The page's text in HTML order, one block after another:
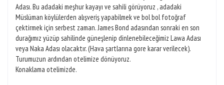
Adası. Bu adadaki meşhur kayayı ve sahili görüyoruz , adadaki
Müslüman köylülerden alışveriş yapabilmek ve bol bol fotoğraf
çektirmek için serbest zaman. James Bond adasından sonraki en son
durağımız yüzüp sahilinde güneşlenip dinlenebileceğimiz Lawa Adası
veya Naka Adası olacaktır. (Hava şartlarına gore karar verilecek).
Turumuzun ardından otelimize dönüyoruz.
Konaklama otelimizde.